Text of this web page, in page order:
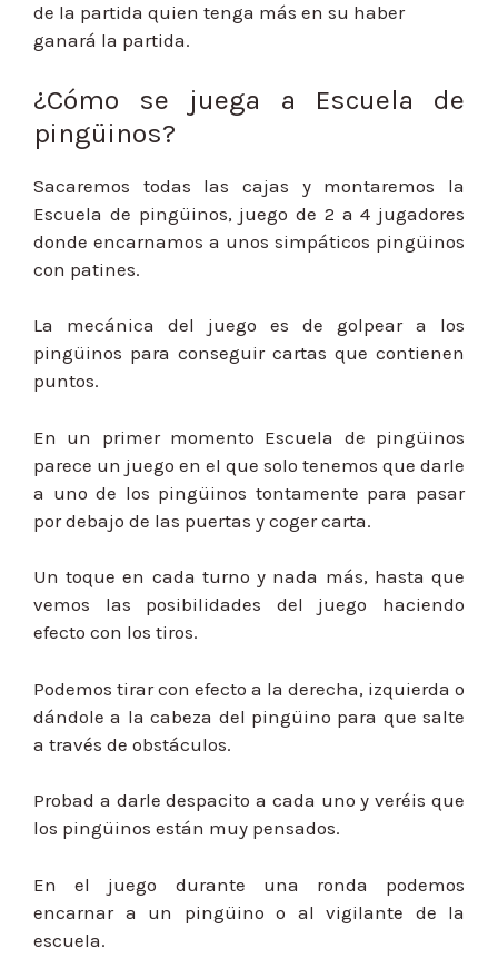
de la partida quien tenga más en su haber
ganará la partida.
¿Cómo se juega a Escuela de
pingüinos?
Sacaremos todas las cajas y montaremos la
Escuela de pingüinos, juego de 2 a 4 jugadores
donde encarnamos a unos simpáticos pingüinos
con patines.
La mecánica del juego es de golpear a los
pingüinos para conseguir cartas que contienen
puntos.
En un primer momento Escuela de pingüinos
parece un juego en el que solo tenemos que darle
a uno de los pingüinos tontamente para pasar
por debajo de las puertas y coger carta.
Un toque en cada turno y nada más, hasta que
vemos las posibilidades del juego haciendo
efecto con los tiros.
Podemos tirar con efecto a la derecha, izquierda o
dándole a la cabeza del pingüino para que salte
a través de obstáculos.
Probad a darle despacito a cada uno y veréis que
los pingüinos están muy pensados.
En el juego durante una ronda podemos
encarnar a un pingüino o al vigilante de la
escuela.